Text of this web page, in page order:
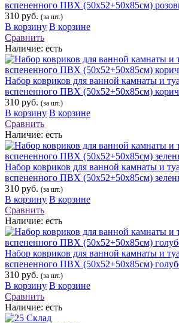
вспененного ПВХ (50х52+50х85см)
310 руб. (за шт.)
В корзину В корзине
Сравнить
Наличие: есть
Набор ковриков для ванной камнаты и
вспененного ПВХ (50х52+50х85см)
310 руб. (за шт.)
В корзину В корзине
Сравнить
Наличие: есть
Набор ковриков для ванной камнаты и
вспененного ПВХ (50х52+50х85см)
310 руб. (за шт.)
В корзину В корзине
Сравнить
Наличие: есть
Набор ковриков для ванной камнаты и
вспененного ПВХ (50х52+50х85см)
310 руб. (за шт.)
В корзину В корзине
Сравнить
Наличие: есть